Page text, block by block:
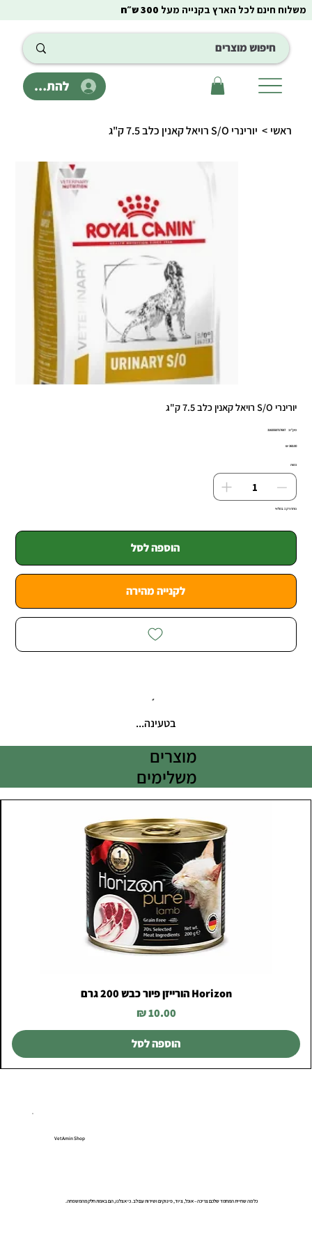
להתחבר
משלוח חינם לכל הארץ בקנייה מעל 300 ש״ח
ראשי > יורינרי S/O רויאל קאנין כלב 7.5 ק"ג
יורינרי S/O רויאל קאנין כלב 7.5 ק"ג
מק"ט:
מק"ט
3182550717687
מחיר‏360.00 ‏₪
כמות
נותרו רק 1 במלאי
הוספה לסל
לקנייה מהירה
בטעינה...
מוצרים
משלימים
Horizon הורייזן פיור כבש 200 גרם
מחיר
הוספה לסל
VetAmin Shop
כל מה שחיית המחמד שלכם צריכה – אוכל, ציוד, פינוקים ושירות עם לב. כי אצלנו, הם באמת חלק מהמשפחה.